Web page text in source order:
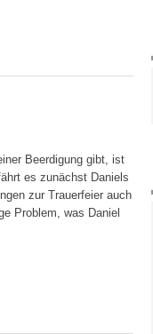
Beerdigung gibt, ist
es zunächst Daniels
zur Trauerfeier auch
Problem, was Daniel